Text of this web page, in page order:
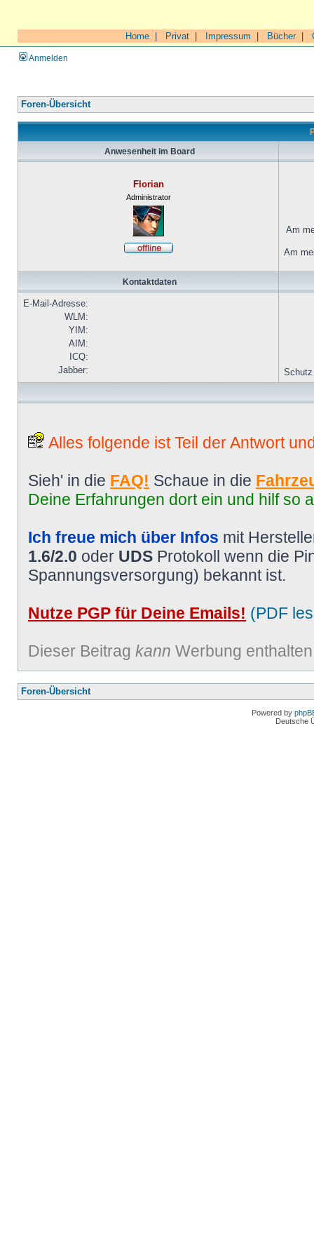
Home Privat Impressum Bücher|
Anmelden
Foren-Übersicht
Anwesenheit im Board
Florian
Administrator
Am
Am
Kontaktdaten
E-Mail-Adresse:
WLM:
YIM:
AIM:
ICQ:
Jabber:
Schutz
Alles folgende ist Teil der Antwort
Sieh' in die FAQ! Schaue in die
Deine Erfahrungen dort ein und hilf so
Ich freue mich über Infos mit
1.6/2.0 oder UDS Protokoll wenn die
Spannungsversorgung) bekannt ist.
Nutze PGP für Deine Emails! (PDF
Dieser Beitrag kann Werbung
Foren-Übersicht
Powered by
Deutsche